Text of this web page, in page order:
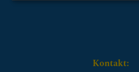
Kontakt: